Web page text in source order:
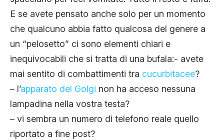
E se avete pensato anche solo per un momento
che qualcuno abbia fatto qualcosa del genere a
un “pelosetto” ci sono elementi chiari e
inequivocabili che si tratta di una bufala:- avete
mai sentito di combattimenti tra cucurbitacee?
– l’apparato del Golgi non ha acceso nessuna
lampadina nella vostra testa?
– vi sembra un numero di telefono reale quello
riportato a fine post?